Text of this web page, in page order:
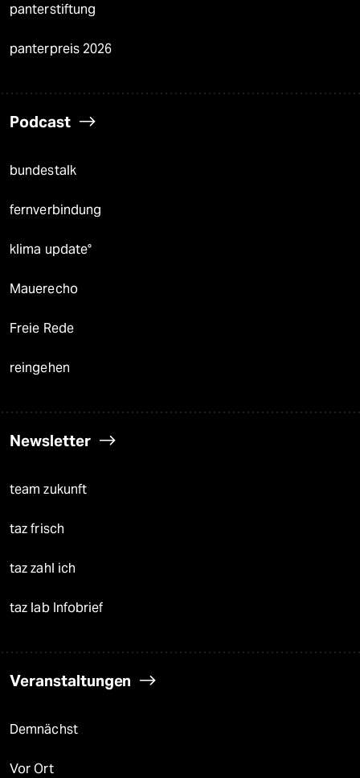
panterstiftung
panterpreis 2026
Podcast
bundestalk
fernverbindung
klima update°
Mauerecho
Freie Rede
reingehen
Newsletter
team zukunft
taz frisch
taz zahl ich
taz lab Infobrief
Veranstaltungen
Demnächst
Vor Ort